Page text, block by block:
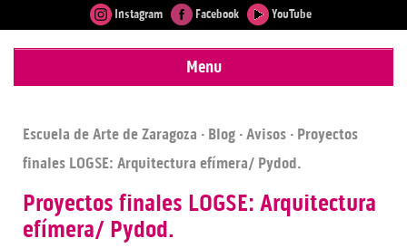
Instagram Facebook YouTube
Menu
Escuela de Arte de Zaragoza · Blog ·Avisos · Proyectos
finales LOGSE: Arquitectura efímera/ Pydod.
Proyectos finales LOGSE: Arquitectura
efímera/ Pydod.